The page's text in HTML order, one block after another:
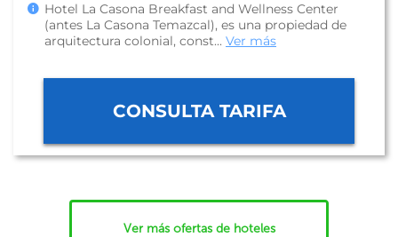
Hotel La Casona Breakfast and Wellness Center
(antes La Casona Temazcal), es una propiedad de
arquitectura colonial, const... Ver más
CONSULTA TARIFA
Ver más ofertas de hoteles